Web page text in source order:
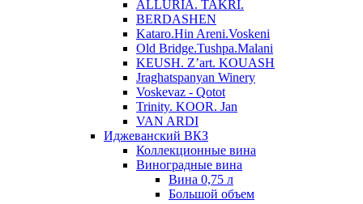
ALLURIA. TAKRI.
BERDASHEN
Kataro.Hin Areni.Voskeni
Old Bridge.Tushpa.Malani
KEUSH. Z’art. KOUASH
Jraghatspanyan Winery
Voskevaz - Qotot
Trinity. KOOR. Jan
VAN ARDI
Иджеванский ВКЗ
Коллекционные вина
Виноградные вина
Вина 0,75 л
Большой объем